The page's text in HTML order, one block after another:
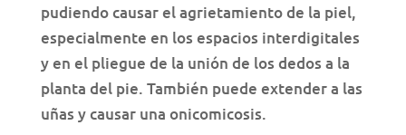
pudiendo causar el agrietamiento de la piel,
especialmente en los espacios interdigitales
y en el pliegue de la unión de los dedos a la
planta del pie. También puede extender a las
uñas y causar una onicomicosis.